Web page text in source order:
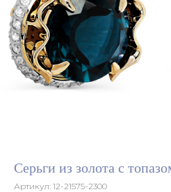
Серьги из золота с
Артикул: 12-21575-2300